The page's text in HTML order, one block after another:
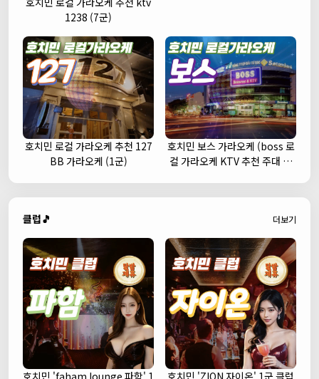
1238 (7군)
호치민 로컬 가라오케 추천 127
BB 가라오케 (1군)
호치민 보스 가라오케 (boss 로
컬 가라오케 KTV 추천 주대 예
클럽🎵 더보기